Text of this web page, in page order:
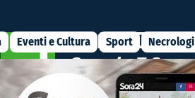
Eventi e Cultura Sport Necrologi